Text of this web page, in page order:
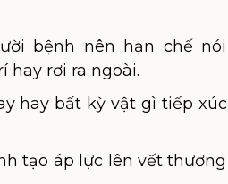
bệnh nên hạn chế nói
hay rơi ra ngoài.
hay bất kỳ vật gì tiếp xúc
tạo áp lực lên vết thương